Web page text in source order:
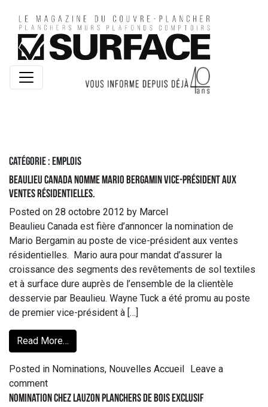
Catégorie : Emplois
Beaulieu Canada nomme Mario Bergamin vice-président aux
ventes résidentielles.
Posted on 28 octobre 2012 by Marcel
Beaulieu Canada est fière d’annoncer la nomination de
Mario Bergamin au poste de vice-président aux ventes
résidentielles. Mario aura pour mandat d’assurer la
croissance des segments des revêtements de sol textiles
et à surface dure auprès de l’ensemble de la clientèle
desservie par Beaulieu. Wayne Tuck a été promu au poste
de premier vice-président à […]
Read More…
Posted in Nominations, Nouvelles Accueil
Leave a
comment
Nomination chez Lauzon Planchers de bois exclusif